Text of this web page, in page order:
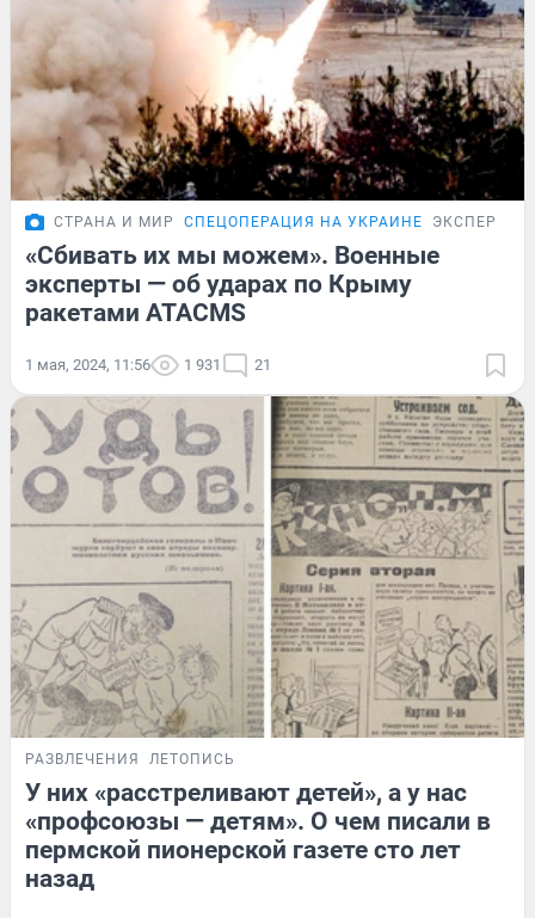
СТРАНА И МИР СПЕЦОПЕРАЦИЯ НА УКРАИНЕ ЭКСПЕРТ
«Сбивать их мы можем». Военные
эксперты — об ударах по Крыму
ракетами ATACMS
1 мая, 2024, 11:56 1 931 21
РАЗВЛЕЧЕНИЯ ЛЕТОПИСЬ
У них «расстреливают детей», а у нас
«профсоюзы — детям». О чем писали в
пермской пионерской газете сто лет
назад